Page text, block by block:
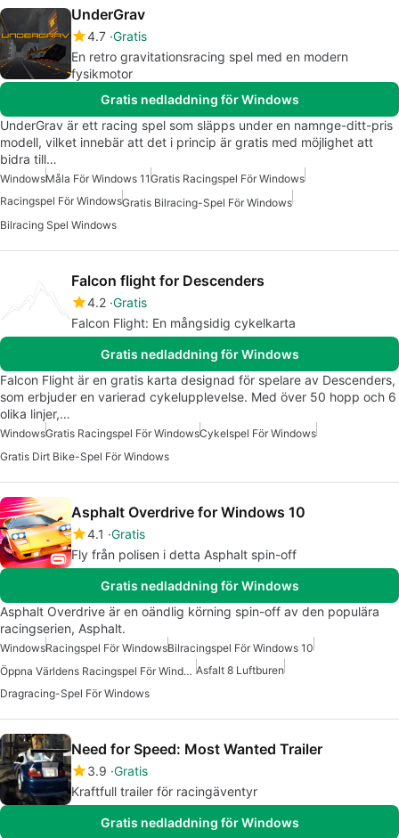
UnderGrav
4.7 Gratis
En retro gravitationsracing spel med en modern
fysikmotor
Gratis nedladdning för Windows
UnderGrav är ett racing spel som släpps under en namnge-ditt-pris
modell, vilket innebär att det i princip är gratis med möjlighet att
bidra till…
WindowsMåla För Windows 11Gratis Racingspel För Windows
Racingspel För WindowsGratis Bilracing-Spel För Windows
Bilracing Spel Windows
Falcon flight for Descenders
4.2 Gratis
Falcon Flight: En mångsidig cykelkarta
Gratis nedladdning för Windows
Falcon Flight är en gratis karta designad för spelare av Descenders,
som erbjuder en varierad cykelupplevelse. Med över 50 hopp och 6
olika linjer,…
WindowsGratis Racingspel För WindowsCykelspel För Windows
Gratis Dirt Bike-Spel För Windows
Asphalt Overdrive for Windows 10
4.1 Gratis
Fly från polisen i detta Asphalt spin-off
Gratis nedladdning för Windows
Asphalt Overdrive är en oändlig körning spin-off av den populära
racingserien, Asphalt.
WindowsRacingspel För WindowsBilracingspel För Windows 10
Öppna Världens Racingspel För Windows Asfalt 8 Luftburen
Dragracing-Spel För Windows
Need for Speed: Most Wanted Trailer
3.9 Gratis
Kraftfull trailer för racingäventyr
Gratis nedladdning för Windows